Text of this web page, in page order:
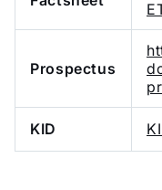
Prospectus
KID